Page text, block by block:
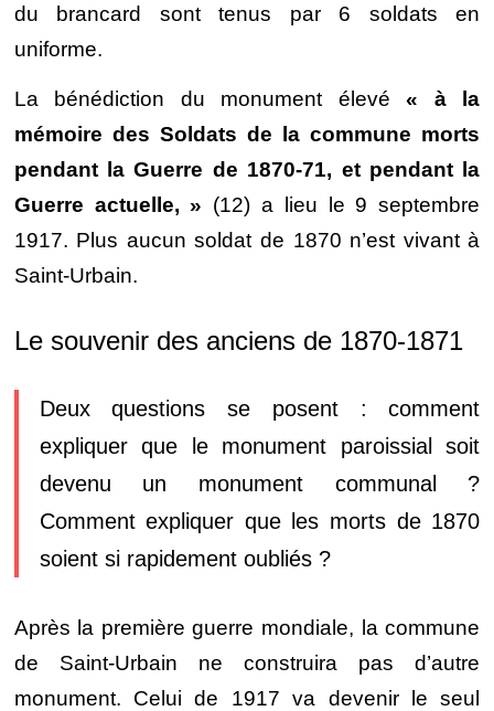
du brancard sont tenus par 6 soldats en
uniforme.
La bénédiction du monument élevé« à la
mémoire des Soldats de la commune morts
pendant la Guerre de 1870-71, et pendant la
Guerre actuelle, » (12) a lieu le 9 septembre
1917. Plus aucun soldat de 1870 n’est vivant à
Saint-Urbain.
Le souvenir des anciens de 1870-1871
Deux questions se posent : comment
expliquer que le monument paroissial soit
devenu un monument communal ?
Comment expliquer que les morts de 1870
soient si rapidement oubliés ?
Après la première guerre mondiale, la commune
de Saint-Urbain ne construira pas d’autre
monument. Celui de 1917 va devenir le seul